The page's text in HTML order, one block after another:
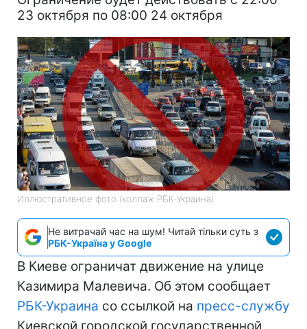
23 октября по 08:00 24 октября
Иллюстративное фото (коллаж РБК-Украина)
Не витрачай час на шум! Читай тільки суть з
РБК-Україна у Google
В Киеве ограничат движение на улице
Казимира Малевича. Об этом сообщает
РБК-Украина со ссылкой на пресс-службу
Киевской городской государственной